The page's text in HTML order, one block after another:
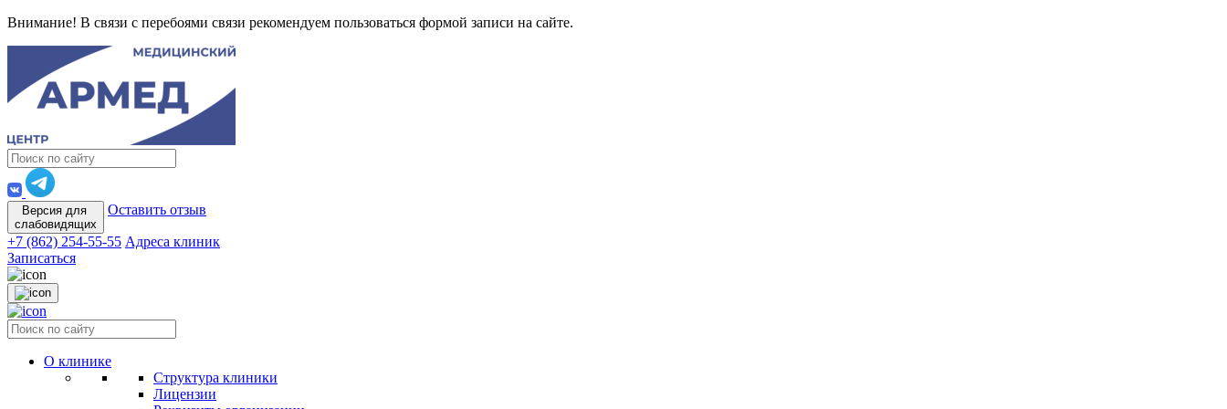
Внимание! В связи с перебоями связи рекомендуем пользоваться формой записи на сайте.
Версия для
слабовидящих
Оставить отзыв
+7 (862) 254-55-55 Адреса клиник
Записаться
О клинике
Структура клиники
Лицензии